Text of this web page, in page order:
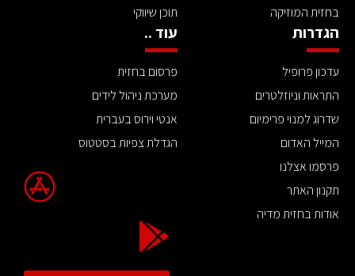
בחזית המוזיקה
תוכן שיווקי
הגדרות
עדכון פרופיל
התראות וניוזלטרים
שדרוג למנוי פרימיום
המייל האדום
פרסמו אצלנו
תקנון האתר
אודות בחזית מדיה
עוד ..
פרסום בחזית
מערכת ניהול לידים
אנטי וירוס בעברית
הגדלת צפיות בסטטוס